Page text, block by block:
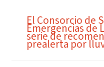
El Consorcio de
Emergencias de
serie de
prealerta por